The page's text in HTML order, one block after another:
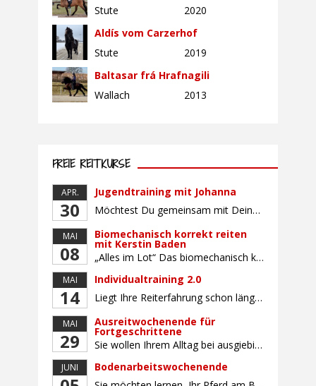
Stute
2020
Aldís vom Carzerhof
Stute
2019
Baltasar frá Hrafnagili
Wallach
2013
FREIE REITKURSE
APR.
30
Jugendtraining mit Johanna
Möchtest Du gemeinsam mit Deinem Pferd sicherer und selbstbewusster Reiten, Dich mit gleichaltrigen Teilnehmern (Alter: 9-16 Jahre) austauschen und Dich vielleicht auch auf ein Turnier vorbereiten? Dann bietet Dir dieser Kurs die perfekte Gelegenheit, mit Deinem Pferd gemeinsam zu wachsen und an Sitz, Hilfengebung und Turnierroutine zu arbeiten. Der Unterricht findet in Gruppen von bis […]
MAI
08
Biomechanisch korrekt reiten
mit Kerstin Baden
„Alles im Lot“ Das biomechanisch korrekte Reiten vereint viele wichtige Erkenntnisse der Reitkunst und der Physiologie von Pferd und Reiter miteinander. Ziel ist die größtmögliche Symmetrie des Reiters, denn erst wenn „alles im Lot“ ist, kann das Pferd den Reiter ausbalanciert und losgelassen tragen. Dafür muss der Reiter lernen, die Reaktionen seines Pferdes auf seinen […]
MAI
14
Individualtraining 2.0
Liegt Ihre Reiterfahrung schon länger zurück oder fühlen Sie sich noch nicht richtig fit? Oder sind Sie bereits ein sicherer Reiter und freuen sich auf weiterführenden Unterricht? Training für Reiter:innen mit unterschiedlicher Reiterfahrung, auf die Wünsche und Kenntnisse des Einzelnen abgestimmt. Ein abwechslungsreiches Programm mit individuellem Reitunterricht mit unterschiedlichen Schwerpunkten und für Fortgeschrittene auch mit […]
MAI
29
Ausreitwochenende für
Fortgeschrittene
Sie wollen Ihrem Alltag bei ausgiebigen Ritten durch unser wunderschönes Gelände entfliehen? Dann ist das Ausreitwochenende genau das Richtige. Geübte und sichere Reiter und Reiterinnen genießen die herrliche Natur unter erfahrener Rittführung. Teilnahme mit Leih- oder eigenem Pferd möglich. Mindestteilnehmerzahl: 5 Personen
JUNI
Bodenarbeitswochenende